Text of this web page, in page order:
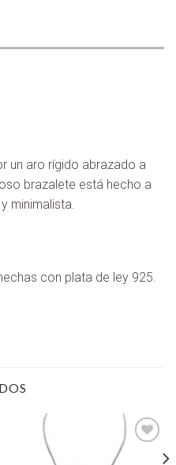
un aro rígido abrazado a
brazalete está hecho a
minimalista.
con plata de ley 925.